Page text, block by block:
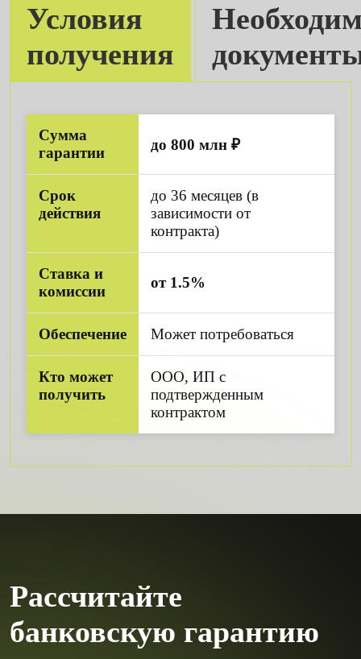
Условия
получения
Сумма
гарантии
до 800 млн ₽
Срок
действия
до 36 месяцев (в
зависимости от
контракта)
Ставка и
комиссии
от 1.5%
Обеспечение Может потребоваться
Кто может
получить
ООО, ИП с
подтвержденным
контрактом
Рассчитайте
банковскую гарантию